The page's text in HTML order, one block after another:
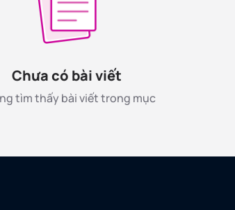
Chưa có bài viết
tìm thấy bài viết trong mục